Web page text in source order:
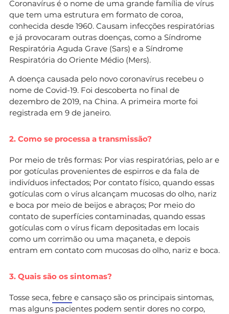
Coronavírus é o nome de uma grande família de vírus
que tem uma estrutura em formato de coroa,
conhecida desde 1960. Causam infecções respiratórias
e já provocaram outras doenças, como a Síndrome
Respiratória Aguda Grave (Sars) e a Síndrome
Respiratória do Oriente Médio (Mers).
A doença causada pelo novo coronavírus recebeu o
nome de Covid-19. Foi descoberta no final de
dezembro de 2019, na China. A primeira morte foi
registrada em 9 de janeiro.
2. Como se processa a transmissão?
Por meio de três formas: Por vias respiratórias, pelo ar e
por gotículas provenientes de espirros e da fala de
indivíduos infectados; Por contato físico, quando essas
gotículas com o vírus alcançam mucosas do olho, nariz
e boca por meio de beijos e abraços; Por meio do
contato de superfícies contaminadas, quando essas
gotículas com o vírus ficam depositadas em locais
como um corrimão ou uma maçaneta, e depois
entram em contato com mucosas do olho, nariz e boca.
3. Quais são os sintomas?
Tosse seca, febre e cansaço são os principais sintomas,
mas alguns pacientes podem sentir dores no corpo,